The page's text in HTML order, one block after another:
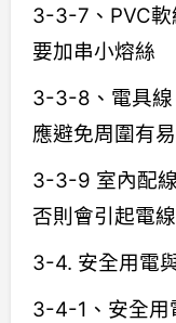
3-3-7、PVC軟
要加串小熔絲
3-3-8、電具線
應避免周圍有
3-3-9 室內配
否則會引起電
3-4. 安全用電
3-4-1、安全用